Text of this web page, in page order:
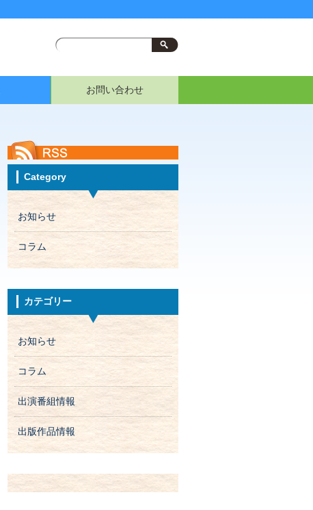
お問い合わせ
Category
お知らせ
コラム
カテゴリー
お知らせ
コラム
出演番組情報
出版作品情報